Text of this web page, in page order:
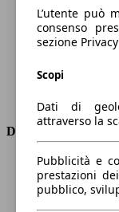
Coppia
Cilindrata
Carburante
Trasmissione
Dimensioni
Altezza
Larghezza
L’utente può
consenso
sezione
Scopi
Dati di
attraverso la
Pubblicità e
prestazioni
pubblico,